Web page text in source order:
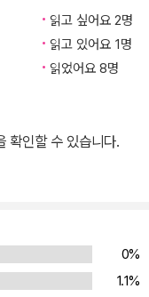
수집하고 알기 쉽게 정
법이자 지방 경제 활성
선도할 미래 산업인 동
재 세계적인 관광 트렌
광을 통한 한국 관광
리나라에서 오래전부
가져 오는 음식을 치
산업이다. 최근 치유
넘어 지역사회 활성화와
전 세계에서 오래전
읽고 싶어요 2명
읽고 있어요 1명
읽었어요 8명
확인할 수 있습니다.
0%
1.1%